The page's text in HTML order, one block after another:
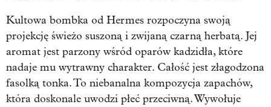
Kultowa bombka od Hermes rozpoczyna swoją
projekcję świeżo suszoną i zwijaną czarną herbatą. Jej
aromat jest parzony wśród oparów kadzidła, które
nadaje mu wytrawny charakter. Całość jest złagodzona
fasolką tonka. To niebanalna kompozycja zapachów,
która doskonale uwodzi płeć przeciwną. Wywołuje